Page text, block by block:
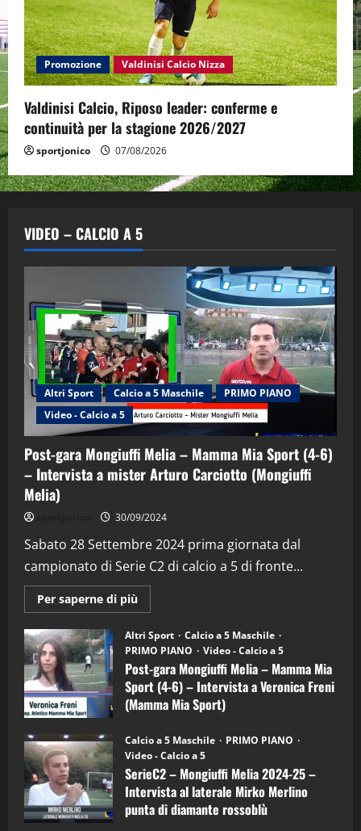
Promozione Valdinisi Calcio Nizza
Valdinisi Calcio, Riposo leader: conferme e
continuità per la stagione 2026/2027
sportjonico 07/08/2026
VIDEO – CALCIO A 5
Altri Sport Calcio a 5 Maschile
PRIMO PIANO
Video - Calcio a 5
Post-gara Mongiuffi Melia – Mamma Mia Sport (4-6)
– Intervista a mister Arturo Carciotto (Mongiuffi
Melia)
30/09/2024
Sabato 28 Settembre 2024 prima giornata dal
campionato di Serie C2 di calcio a 5 di fronte...
Per saperne di più
informazioni
Post-
gara
Mongiuffi
Melia
–
Mamma
Mia
Sport
6)
–
Intervista
a
mister
Arturo
Carciotto
(Mongiuffi
Altri Sport
Calcio a 5 Maschile
PRIMO PIANO
Video - Calcio a 5
Post-gara Mongiuffi Melia – Mamma Mia
Sport (4-6) – Intervista a Veronica Freni
(Mamma Mia Sport)
Calcio a 5 Maschile
PRIMO PIANO
Video - Calcio a 5
SerieC2 – Mongiuffi Melia 2024-25 –
Intervista al laterale Mirko Merlino
punta di diamante rossoblù
2
“SportEmpire” in Podcast: 29^ Puntata
(Martedi 28 Aprile 2026)
28/04/2026
3
"SportEmpire" in Podcast
“SportEmpire” in Podcast: 28^ Puntata
(Martedi 21 Aprile 2026)
21/04/2026
4
“SportEmpire” in Podcast: 27^ Puntata
(Martedi 14 Aprile 2026)
15/04/2026